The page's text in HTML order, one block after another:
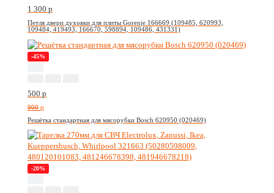
1 300 p
Петля двери духовки для плиты Gorenje 166669 (109485, 620993,
109484, 419493, 166670, 598894, 109486, 431331)
-45%
500 p
900 p
Решётка стандартная для мясорубки Bosch 620950 (020469)
-20%